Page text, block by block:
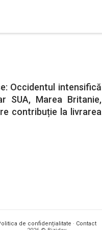
Occidentul intensifică
SUA, Marea Britanie,
contribuție la livrarea
de confidențialitate · Contact